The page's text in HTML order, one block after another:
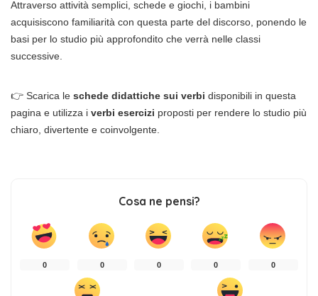
Attraverso attività semplici, schede e giochi, i bambini
acquisiscono familiarità con questa parte del discorso, ponendo le
basi per lo studio più approfondito che verrà nelle classi
successive.
👉 Scarica le schede didattiche sui verbi disponibili in questa
pagina e utilizza i verbi esercizi proposti per rendere lo studio più
chiaro, divertente e coinvolgente.
Cosa ne pensi?
0 0 0 0 0